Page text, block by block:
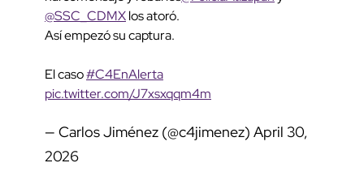
@SSC_CDMXlos atoró.
Así empezó su captura.
El caso#C4EnAlerta
pic.twitter.com/J7xsxqqm4m
— Carlos Jiménez (@c4jimenez) April 30,
2026